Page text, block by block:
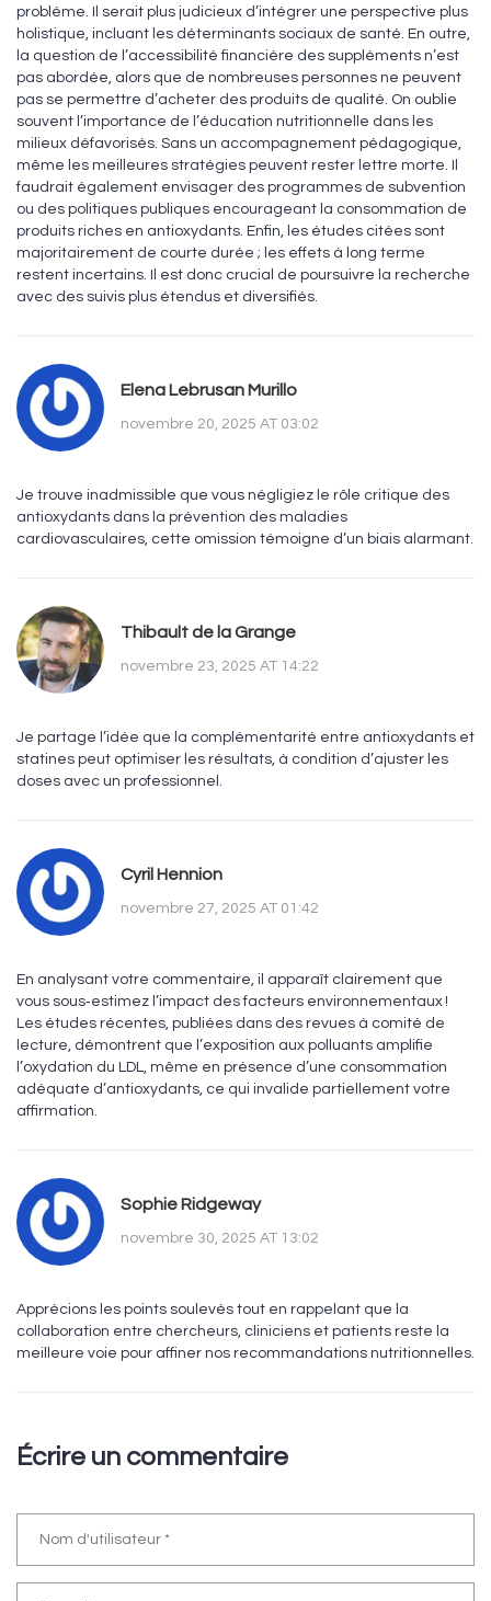
problème. Il serait plus judicieux d’intégrer une perspective plus
holistique, incluant les déterminants sociaux de santé. En outre,
la question de l’accessibilité financière des suppléments n’est
pas abordée, alors que de nombreuses personnes ne peuvent
pas se permettre d’acheter des produits de qualité. On oublie
souvent l’importance de l’éducation nutritionnelle dans les
milieux défavorisés. Sans un accompagnement pédagogique,
même les meilleures stratégies peuvent rester lettre morte. Il
faudrait également envisager des programmes de subvention
ou des politiques publiques encourageant la consommation de
produits riches en antioxydants. Enfin, les études citées sont
majoritairement de courte durée ; les effets à long terme
restent incertains. Il est donc crucial de poursuivre la recherche
avec des suivis plus étendus et diversifiés.
Elena Lebrusan Murillo
novembre 20, 2025 AT 03:02
Je trouve inadmissible que vous négligiez le rôle critique des
antioxydants dans la prévention des maladies
cardiovasculaires, cette omission témoigne d’un biais alarmant.
Thibault de la Grange
novembre 23, 2025 AT 14:22
Je partage l’idée que la complémentarité entre antioxydants et
statines peut optimiser les résultats, à condition d’ajuster les
doses avec un professionnel.
Cyril Hennion
novembre 27, 2025 AT 01:42
En analysant votre commentaire, il apparaît clairement que
vous sous‑estimez l’impact des facteurs environnementaux !
Les études récentes, publiées dans des revues à comité de
lecture, démontrent que l’exposition aux polluants amplifie
l’oxydation du LDL, même en présence d’une consommation
adéquate d’antioxydants, ce qui invalide partiellement votre
affirmation.
Sophie Ridgeway
novembre 30, 2025 AT 13:02
Apprécions les points soulevés tout en rappelant que la
collaboration entre chercheurs, cliniciens et patients reste la
meilleure voie pour affiner nos recommandations nutritionnelles.
Écrire un commentaire